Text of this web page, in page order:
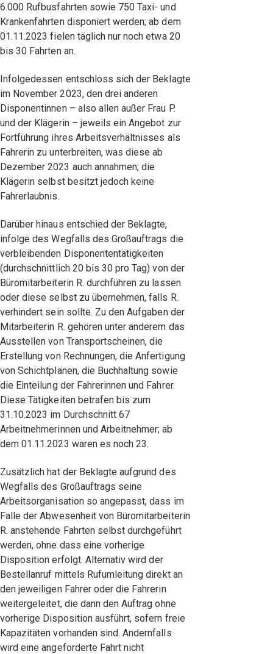
6.000 Rufbusfahrten sowie 750 Taxi- und
Krankenfahrten disponiert werden; ab dem
01.11.2023 fielen täglich nur noch etwa 20
bis 30 Fahrten an.
Infolgedessen entschloss sich der Beklagte
im November 2023, den drei anderen
Disponentinnen – also allen außer Frau P.
und der Klägerin – jeweils ein Angebot zur
Fortführung ihres Arbeitsverhältnisses als
Fahrerin zu unterbreiten, was diese ab
Dezember 2023 auch annahmen; die
Klägerin selbst besitzt jedoch keine
Fahrerlaubnis.
Darüber hinaus entschied der Beklagte,
infolge des Wegfalls des Großauftrags die
verbleibenden Disponententätigkeiten
(durchschnittlich 20 bis 30 pro Tag) von der
Büromitarbeiterin R. durchführen zu lassen
oder diese selbst zu übernehmen, falls R.
verhindert sein sollte. Zu den Aufgaben der
Mitarbeiterin R. gehören unter anderem das
Ausstellen von Transportscheinen, die
Erstellung von Rechnungen, die Anfertigung
von Schichtplänen, die Buchhaltung sowie
die Einteilung der Fahrerinnen und Fahrer.
Diese Tätigkeiten betrafen bis zum
31.10.2023 im Durchschnitt 67
Arbeitnehmerinnen und Arbeitnehmer; ab
dem 01.11.2023 waren es noch 23.
Zusätzlich hat der Beklagte aufgrund des
Wegfalls des Großauftrags seine
Arbeitsorganisation so angepasst, dass im
Falle der Abwesenheit von Büromitarbeiterin
R. anstehende Fahrten selbst durchgeführt
werden, ohne dass eine vorherige
Disposition erfolgt. Alternativ wird der
Bestellanruf mittels Rufumleitung direkt an
den jeweiligen Fahrer oder die Fahrerin
weitergeleitet, die dann den Auftrag ohne
vorherige Disposition ausführt, sofern freie
Kapazitäten vorhanden sind. Andernfalls
wird eine angeforderte Fahrt nicht